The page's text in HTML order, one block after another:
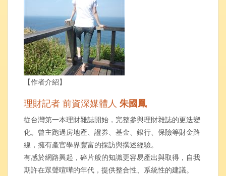
【作者介紹】
理財記者 前資深媒體人 朱國鳳
從台灣第一本理財雜誌開始，完整參與理財雜誌的更迭變
化。曾主跑過房地產、證券、基金、銀行、保險等財金路
線，擁有產官學界豐富的採訪與撰述經驗。
有感於網路興起，碎片般的知識更容易產出與取得，自我
期許在眾聲喧嘩的年代，提供整合性、系統性的建議。